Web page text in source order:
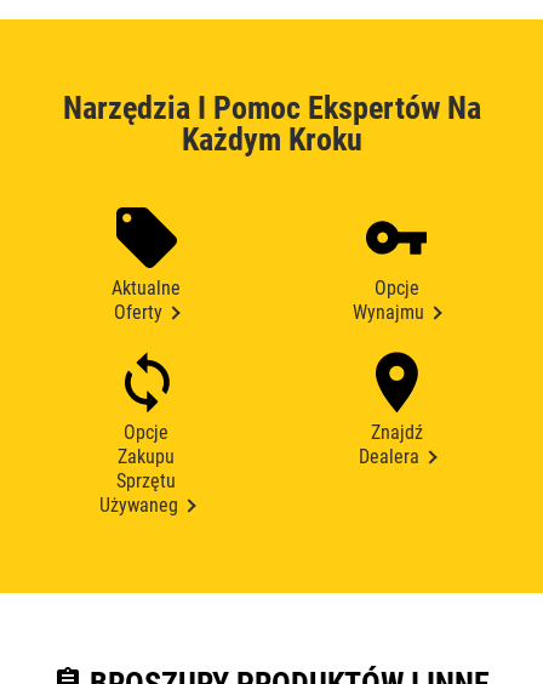
Narzędzia I Pomoc Ekspertów Na
Każdym Kroku
Aktualne
Oferty
Opcje
Wynajmu
Opcje
Zakupu
Sprzętu
Używaneg
Znajdź
Dealera